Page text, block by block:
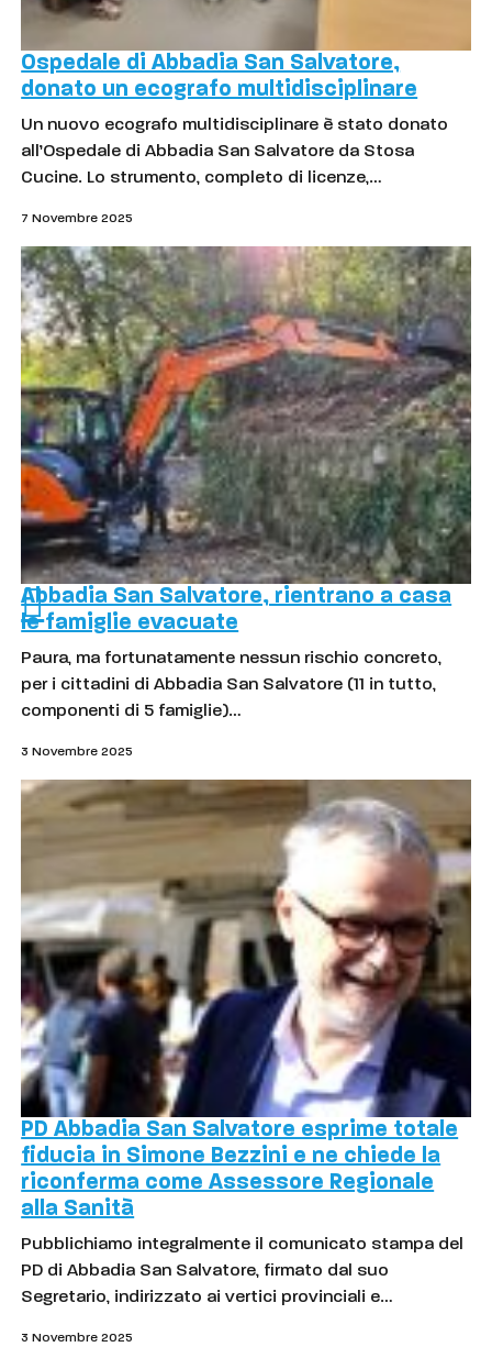
Ospedale di Abbadia San Salvatore,
donato un ecografo multidisciplinare
Un nuovo ecografo multidisciplinare è stato donato
all’Ospedale di Abbadia San Salvatore da Stosa
Cucine. Lo strumento, completo di licenze,…
7 Novembre 2025
Abbadia San Salvatore, rientrano a casa
le famiglie evacuate
Paura, ma fortunatamente nessun rischio concreto,
per i cittadini di Abbadia San Salvatore (11 in tutto,
componenti di 5 famiglie)…
3 Novembre 2025
PD Abbadia San Salvatore esprime totale
fiducia in Simone Bezzini e ne chiede la
riconferma come Assessore Regionale
alla Sanità
Pubblichiamo integralmente il comunicato stampa del
PD di Abbadia San Salvatore, firmato dal suo
Segretario, indirizzato ai vertici provinciali e…
3 Novembre 2025